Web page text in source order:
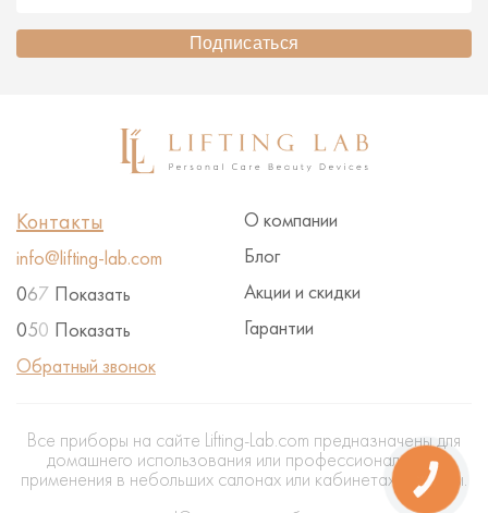
Подписаться
О компании
Блог
Акции и скидки
Гарантии
Контакты
info@lifting-lab.com
067 Показать
050 Показать
Обратный звонок
Все приборы на сайте Lifting-Lab.com предназначены для
домашнего использования или профессионального
применения в небольших салонах или кабинетах красоты.
КНОПКА
ЗВ'ЯЗКУ